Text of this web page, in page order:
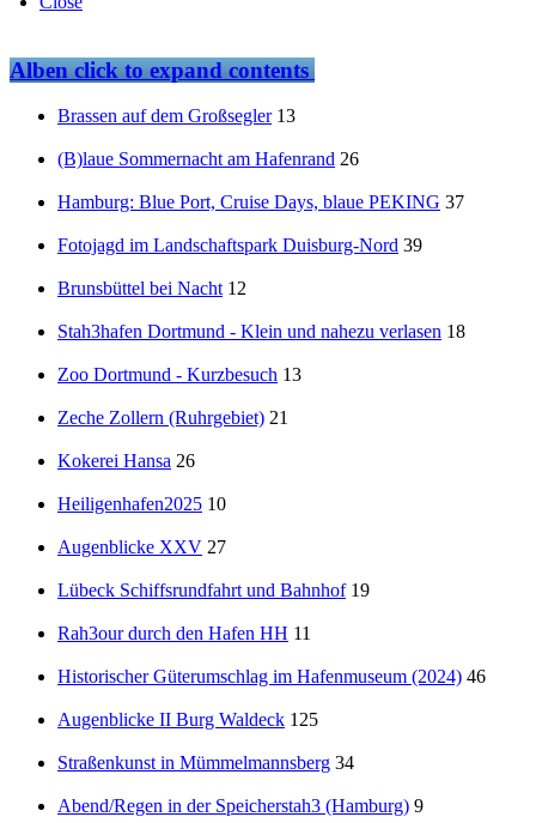
Albenclick to expand contents
Brassen auf dem Großsegler 13
(B)laue Sommernacht am Hafenrand 26
Hamburg: Blue Port, Cruise Days, blaue PEKING 37
Fotojagd im Landschaftspark Duisburg-Nord 39
Brunsbüttel bei Nacht 12
Stah3hafen Dortmund - Klein und nahezu verlasen 18
Zoo Dortmund - Kurzbesuch 13
Zeche Zollern (Ruhrgebiet) 21
Kokerei Hansa 26
Heiligenhafen2025 10
Augenblicke XXV 27
Lübeck Schiffsrundfahrt und Bahnhof 19
Rah3our durch den Hafen HH 11
Historischer Güterumschlag im Hafenmuseum (2024) 46
Augenblicke II Burg Waldeck 125
Straßenkunst in Mümmelmannsberg 34
Abend/Regen in der Speicherstah3 (Hamburg) 9